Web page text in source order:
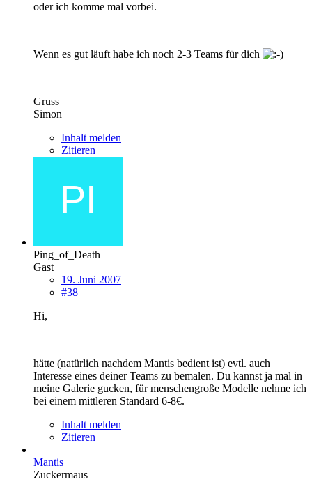
oder ich komme mal vorbei.
Wenn es gut läuft habe ich noch 2-3 Teams für dich
Gruss
Simon
Inhalt melden
Zitieren
Ping_of_Death
Gast
19. Juni 2007
#38
Hi,
hätte (natürlich nachdem Mantis bedient ist) evtl. auch
Interesse eines deiner Teams zu bemalen. Du kannst ja mal in
meine Galerie gucken, für menschengroße Modelle nehme ich
bei einem mittleren Standard 6-8€.
Inhalt melden
Zitieren
Mantis
Zuckermaus